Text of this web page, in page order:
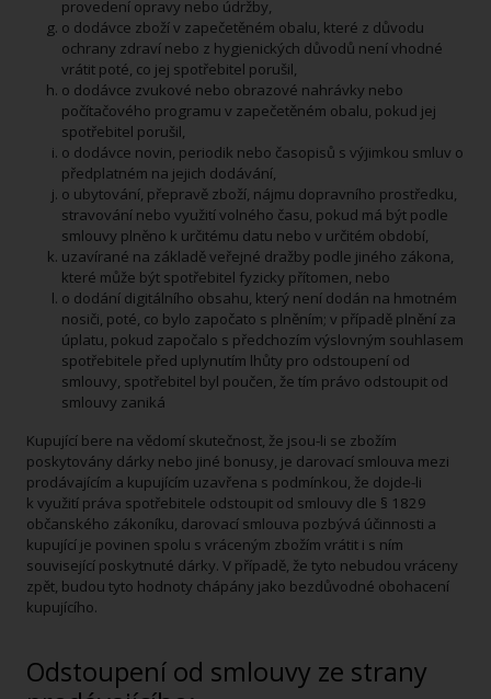
provedení opravy nebo údržby,
o dodávce zboží v zapečetěném obalu, které z důvodu
ochrany zdraví nebo z hygienických důvodů není vhodné
vrátit poté, co jej spotřebitel porušil,
o dodávce zvukové nebo obrazové nahrávky nebo
počítačového programu v zapečetěném obalu, pokud jej
spotřebitel porušil,
o dodávce novin, periodik nebo časopisů s výjimkou smluv o
předplatném na jejich dodávání,
o ubytování, přepravě zboží, nájmu dopravního prostředku,
stravování nebo využití volného času, pokud má být podle
smlouvy plněno k určitému datu nebo v určitém období,
uzavírané na základě veřejné dražby podle jiného zákona,
které může být spotřebitel fyzicky přítomen, nebo
o dodání digitálního obsahu, který není dodán na hmotném
nosiči, poté, co bylo započato s plněním; v případě plnění za
úplatu, pokud započalo s předchozím výslovným souhlasem
spotřebitele před uplynutím lhůty pro odstoupení od
smlouvy, spotřebitel byl poučen, že tím právo odstoupit od
smlouvy zaniká
Kupující bere na vědomí skutečnost, že jsou-li se zbožím
poskytovány dárky nebo jiné bonusy, je darovací smlouva mezi
prodávajícím a kupujícím uzavřena s podmínkou, že dojde-li
k využití práva spotřebitele odstoupit od smlouvy dle § 1829
občanského zákoníku, darovací smlouva pozbývá účinnosti a
kupující je povinen spolu s vráceným zbožím vrátit i s ním
související poskytnuté dárky. V případě, že tyto nebudou vráceny
zpět, budou tyto hodnoty chápány jako bezdůvodné obohacení
kupujícího.
Odstoupení od smlouvy ze strany